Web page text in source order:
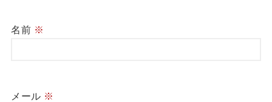
名前 ※
メール ※